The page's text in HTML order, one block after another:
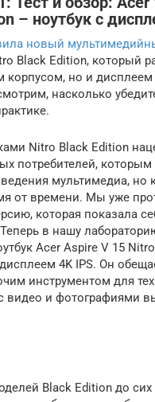
– ноутбук с
новый
Black Edition, который
корпусом, но и
насколько
Nitro Black Edition
потребителей, которым
мультимедиа, но
от времени. Мы уже
которая показала
в нашу
Acer Aspire V 15
4K IPS. Он
инструментом для
видео и фотографиями
Black Edition до